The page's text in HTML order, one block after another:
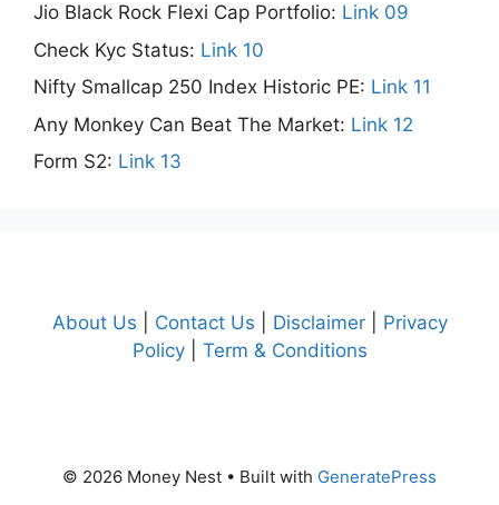
Jio Black Rock Flexi Cap Portfolio: Link 09
Check Kyc Status: Link 10
Nifty Smallcap 250 Index Historic PE: Link 11
Any Monkey Can Beat The Market: Link 12
Form S2: Link 13
About Us Contact Us Disclaimer| Privacy
Policy| Term & Conditions
© 2026 Money Nest • Built with GeneratePress